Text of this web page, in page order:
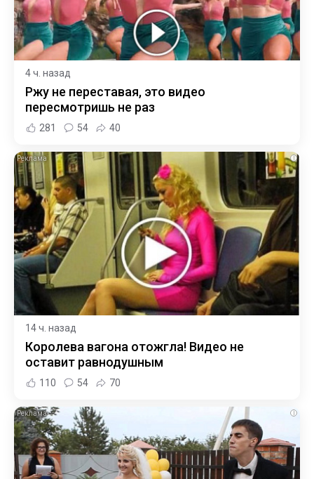
4 ч. назад
Ржу не переставая, это видео
пересмотришь не раз
281 54 40
i
14 ч. назад
Королева вагона отожгла! Видео не
оставит равнодушным
110 54 70
i